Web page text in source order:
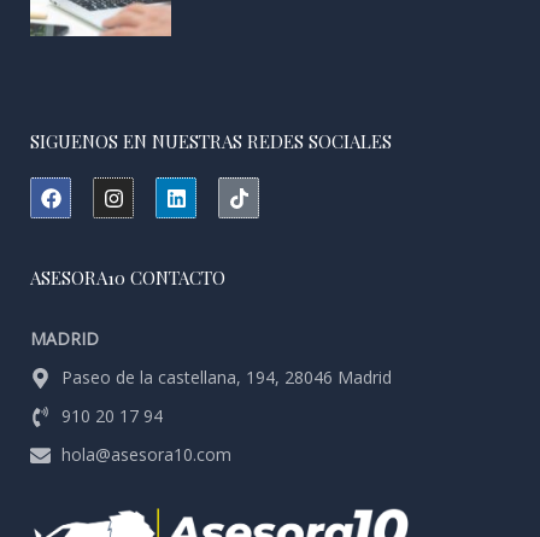
SIGUENOS EN NUESTRAS REDES SOCIALES
F
a
c
b
o
k
I
n
s
a
g
L
i
n
e
d
T
i
k
ASESORA10 CONTACTO
MADRID
Paseo de la castellana, 194, 28046 Madrid
910 20 17 94
hola@asesora10.com